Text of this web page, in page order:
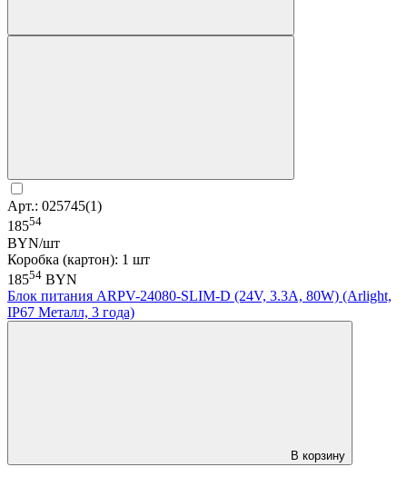
Арт.: 025745(1)
18554
BYN/шт
Коробка (картон): 1 шт
18554 BYN
Блок питания ARPV-24080-SLIM-D (24V, 3.3A, 80W) (Arlight,
IP67 Металл, 3 года)
В корзину